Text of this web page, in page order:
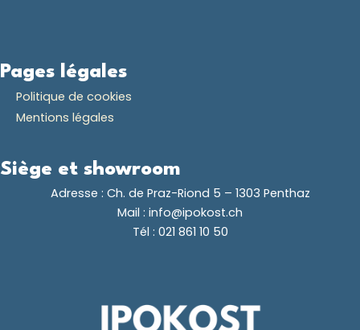
Pages légales
Politique de cookies
Mentions légales
Siège et showroom
Adresse : Ch. de Praz-Riond 5 – 1303 Penthaz
Mail : info@ipokost.ch
Tél : 021 861 10 50